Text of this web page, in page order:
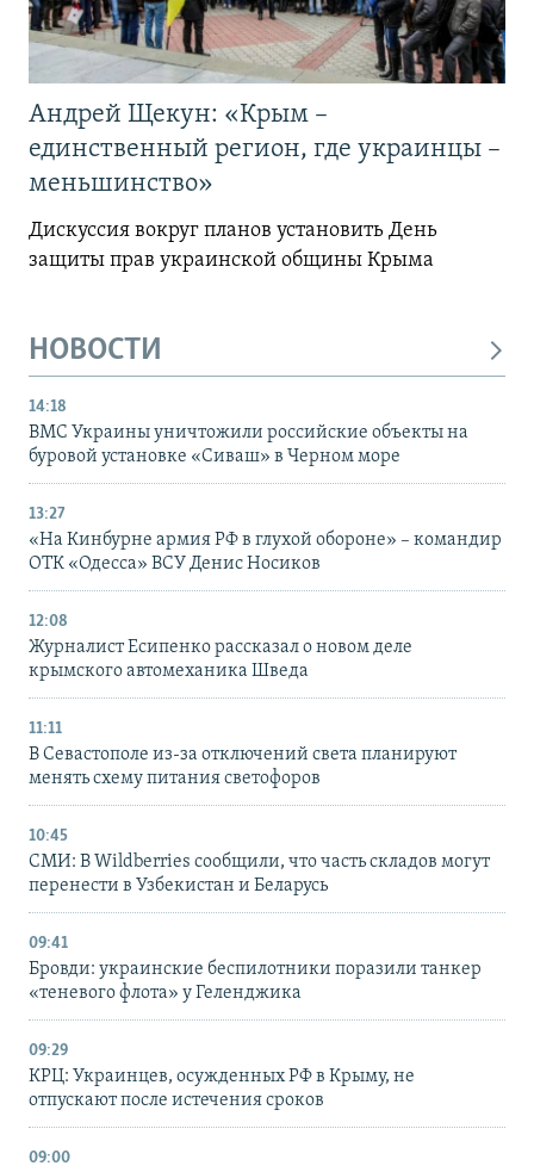
Андрей Щекун: «Крым –
единственный регион, где украинцы –
меньшинство»
Дискуссия вокруг планов установить День
защиты прав украинской общины Крыма
НОВОСТИ
14:18
ВМС Украины уничтожили российские объекты на
буровой установке «Сиваш» в Черном море
13:27
«На Кинбурне армия РФ в глухой обороне» – командир
ОТК «Одесса» ВСУ Денис Носиков
12:08
Журналист Есипенко рассказал о новом деле
крымского автомеханика Шведа
11:11
В Севастополе из-за отключений света планируют
менять схему питания светофоров
10:45
СМИ: В Wildberries сообщили, что часть складов могут
перенести в Узбекистан и Беларусь
09:41
Бровди: украинские беспилотники поразили танкер
«теневого флота» у Геленджика
09:29
КРЦ: Украинцев, осужденных РФ в Крыму, не
отпускают после истечения сроков
09:00